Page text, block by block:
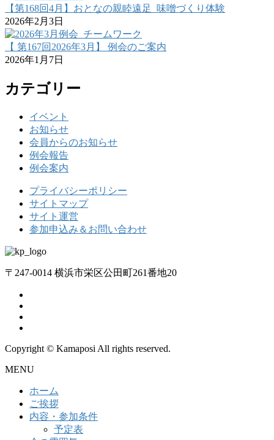
【第168回4月】おとなの親睦遠足_味噌づくり体験
2026年2月3日
【 第167回2026年3月】 例会のご案内
2026年1月7日
カテゴリー
イベント
お知らせ
会員からのお知らせ
例会報告
例会案内
プライバシーポリシー
サイトマップ
サイト運営
参加申込み＆お問い合わせ
〒247-0014 横浜市栄区公田町261番地20
Copyright © Kamaposi All rights reserved.
MENU
ホーム
ご挨拶
内容・参加条件
予定表